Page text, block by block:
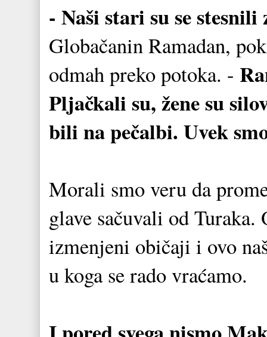
- Naši stari su se
Globačanin Ramadan,
odmah preko potoka. -
Pljačkali su, žene su
bili na pečalbi. Uvek
Morali smo veru da
glave sačuvali od
izmenjeni običaji i ovo
u koga se rado vraćamo.